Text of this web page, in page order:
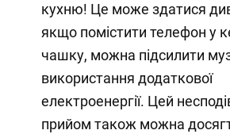
кухню! Це може здатися
якщо помістити телефон у
чашку, можна підсилити
використання додаткової
електроенергії. Цей
прийом також можна